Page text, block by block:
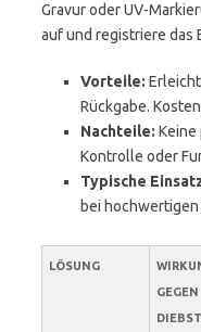
Gravur oder UV-
auf und registriere das
Vorteile:
Rückgabe.
Nachteile: Keine
Kontrolle oder
Typische
bei hochwertigen
LÖSUNG
GEGEN